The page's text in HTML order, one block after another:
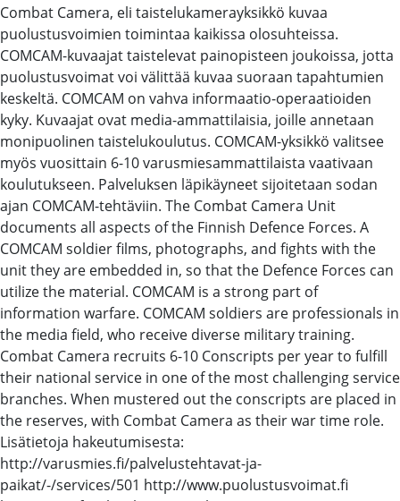
Combat Camera, eli taistelukamerayksikkö kuvaa
puolustusvoimien toimintaa kaikissa olosuhteissa.
COMCAM-kuvaajat taistelevat painopisteen joukoissa, jotta
puolustusvoimat voi välittää kuvaa suoraan tapahtumien
keskeltä. COMCAM on vahva informaatio-operaatioiden
kyky. Kuvaajat ovat media-ammattilaisia, joille annetaan
monipuolinen taistelukoulutus. COMCAM-yksikkö valitsee
myös vuosittain 6-10 varusmiesammattilaista vaativaan
koulutukseen. Palveluksen läpikäyneet sijoitetaan sodan
ajan COMCAM-tehtäviin. The Combat Camera Unit
documents all aspects of the Finnish Defence Forces. A
COMCAM soldier films, photographs, and fights with the
unit they are embedded in, so that the Defence Forces can
utilize the material. COMCAM is a strong part of
information warfare. COMCAM soldiers are professionals in
the media field, who receive diverse military training.
Combat Camera recruits 6-10 Conscripts per year to fulfill
their national service in one of the most challenging service
branches. When mustered out the conscripts are placed in
the reserves, with Combat Camera as their war time role.
Lisätietoja hakeutumisesta:
http://varusmies.fi/palvelustehtavat-ja-
paikat/-/services/501 http://www.puolustusvoimat.fi